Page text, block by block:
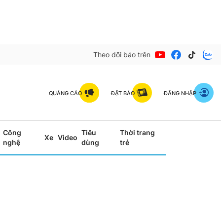
Theo dõi báo trên
QUẢNG CÁO ĐẶT BÁO ĐĂNG NHẬP
Công
nghệ
Xe Video
Tiêu
dùng
Thời trang
trẻ